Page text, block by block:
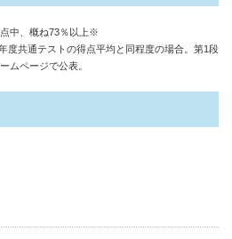
中、概ね73％以上※
度共通テストの得点平均と同程度の場合。第1段
ムページで公表。